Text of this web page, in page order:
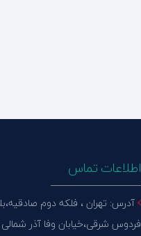
اطلاعات تماس
آدرس: تهران ، فلکه دوم
فردوس شرقی،خیابان وفا آذر